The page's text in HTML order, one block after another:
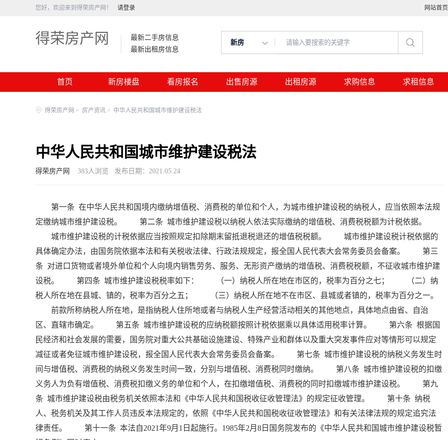
您好，欢迎来到得荣房产网！ 请登录 网站首页
得荣房产网
最新二手房信息
最新出租房信息
新房
首页 新房楼盘 看房报名 出售房源 出租房源 求购信息 求租信息
得荣房产网 > 房产资讯 > 中华人民共和国城市维护建设税法
中华人民共和国城市维护建设税法
得荣房产网 383人浏览 发布日期：2021.05.24
第一条 在中华人民共和国境内缴纳增值税、消费税的单位和个人，为城市维护建设税的纳税人，应当依照本法规
定缴纳城市维护建设税。 第二条 城市维护建设税以纳税人依法实际缴纳的增值税、消费税税额为计税依据。
城市维护建设税的计税依据应当按照规定扣除期末留抵退税退还的增值税税额。 城市维护建设税计税依据的
具体确定办法，由国务院依据本法和有关税收法律、行政法规规定，报全国人民代表大会常务委员会备案。 第三
条 对进口货物或者境外单位和个人向境内销售劳务、服务、无形资产缴纳的增值税、消费税税额，不征收城市维护建
设税。 第四条 城市维护建设税税率如下： （一）纳税人所在地在市区的，税率为百分之七； （二）纳
税人所在地在县城、镇的，税率为百分之五； （三）纳税人所在地不在市区、县城或者镇的，税率为百分之一。
前款所称纳税人所在地，是指纳税人住所地或者与纳税人生产经营活动相关的其他地点，具体地点由省、自治
区、直辖市确定。 第五条 城市维护建设税的应纳税额按照计税依据乘以具体适用税率计算。 第六条 根据国
民经济和社会发展的需要，国务院对重大公共基础设施建设、特殊产业和群体以及重大突发事件应对等情形可以规定
减征或者免征城市维护建设税，报全国人民代表大会常务委员会备案。 第七条 城市维护建设税的纳税义务发生时
间与增值税、消费税的纳税义务发生时间一致，分别与增值税、消费税同时缴纳。 第八条 城市维护建设税的扣缴
义务人为负有增值税、消费税扣缴义务的单位和个人，在扣缴增值税、消费税的同时扣缴城市维护建设税。 第九
条 城市维护建设税由税务机关依照本法和《中华人民共和国税收征收管理法》的规定征收管理。 第十条 纳税
人、税务机关及其工作人员违反本法规定的，依照《中华人民共和国税收征收管理法》和有关法律法规的规定追究法
律责任。 第十一条 本法自2021年9月1日起施行。1985年2月8日国务院发布的《中华人民共和国城市维护建设税暂